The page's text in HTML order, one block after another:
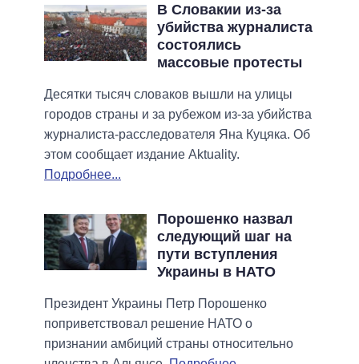
В Словакии из-за
убийства журналиста
состоялись
массовые протесты
Десятки тысяч словаков вышли на улицы
городов страны и за рубежом из-за убийства
журналиста-расследователя Яна Куцяка. Об
этом сообщает издание Aktuality.
Подробнее...
Порошенко назвал
следующий шаг на
пути вступления
Украины в НАТО
Президент Украины Петр Порошенко
поприветствовал решение НАТО о
признании амбиций страны относительно